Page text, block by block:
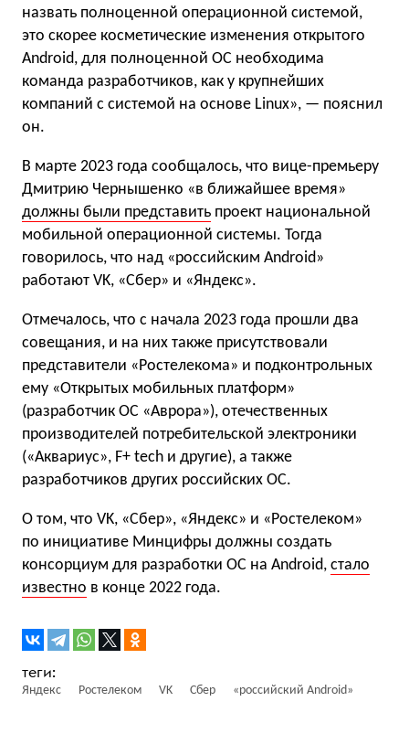
назвать полноценной операционной системой,
это скорее косметические изменения открытого
Android, для полноценной ОС необходима
команда разработчиков, как у крупнейших
компаний с системой на основе Linux», — пояснил
он.
В марте 2023 года сообщалось, что вице-премьеру
Дмитрию Чернышенко «в ближайшее время»
должны были представить проект национальной
мобильной операционной системы. Тогда
говорилось, что над «российским Android»
работают VK, «Сбер» и «Яндекс».
Отмечалось, что с начала 2023 года прошли два
совещания, и на них также присутствовали
представители «Ростелекома» и подконтрольных
ему «Открытых мобильных платформ»
(разработчик ОС «Аврора»), отечественных
производителей потребительской электроники
(«Аквариус», F+ tech и другие), а также
разработчиков других российских ОС.
О том, что VK, «Сбер», «Яндекс» и «Ростелеком»
по инициативе Минцифры должны создать
консорциум для разработки ОС на Android, стало
известно в конце 2022 года.
Яндекс Ростелеком VK Сбер «российский Android»